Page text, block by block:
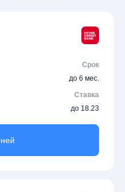
Срок
до 6 мес.
Ставка
до 18.23